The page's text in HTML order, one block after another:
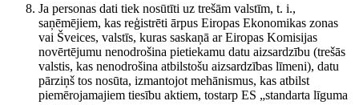
Ja personas dati tiek nosūtīti uz trešām valstīm, t. i.,
saņēmējiem, kas reģistrēti ārpus Eiropas Ekonomikas zonas
vai Šveices, valstīs, kuras saskaņā ar Eiropas Komisijas
novērtējumu nenodrošina pietiekamu datu aizsardzību (trešās
valstis, kas nenodrošina atbilstošu aizsardzības līmeni), datu
pārziņš tos nosūta, izmantojot mehānismus, kas atbilst
piemērojamajiem tiesību aktiem, tostarp ES „standarta līguma